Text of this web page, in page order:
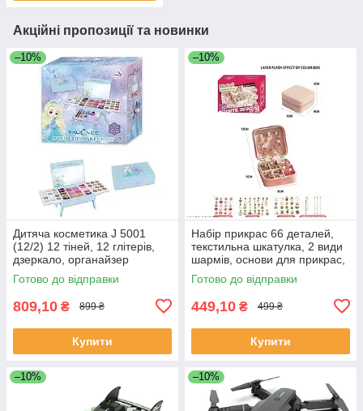
Акційні пропозиції та новинки
–10%
Дитяча косметика J 5001
(12/2) 12 тіней, 12 глітерів,
дзеркало, органайзер
Готово до відправки
809,10 ₴ 899 ₴
Купити
–10%
Набір прикрас 66 деталей,
текстильна шкатулка, 2 види
шармів, основи для прикрас,
металеві підвіски, 5568-4А
Готово до відправки
449,10 ₴ 499 ₴
Купити
–10% –10%